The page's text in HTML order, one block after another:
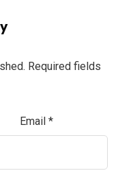
Required fields
Email *